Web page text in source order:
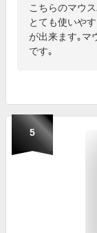
こちらのマウ
とても使いや
が出来ます｡マ
です｡
5